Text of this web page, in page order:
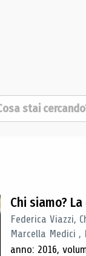
ricerca
Chi siamo?
Federica Viazzi,
Marcella Medici ,
anno: 2016,